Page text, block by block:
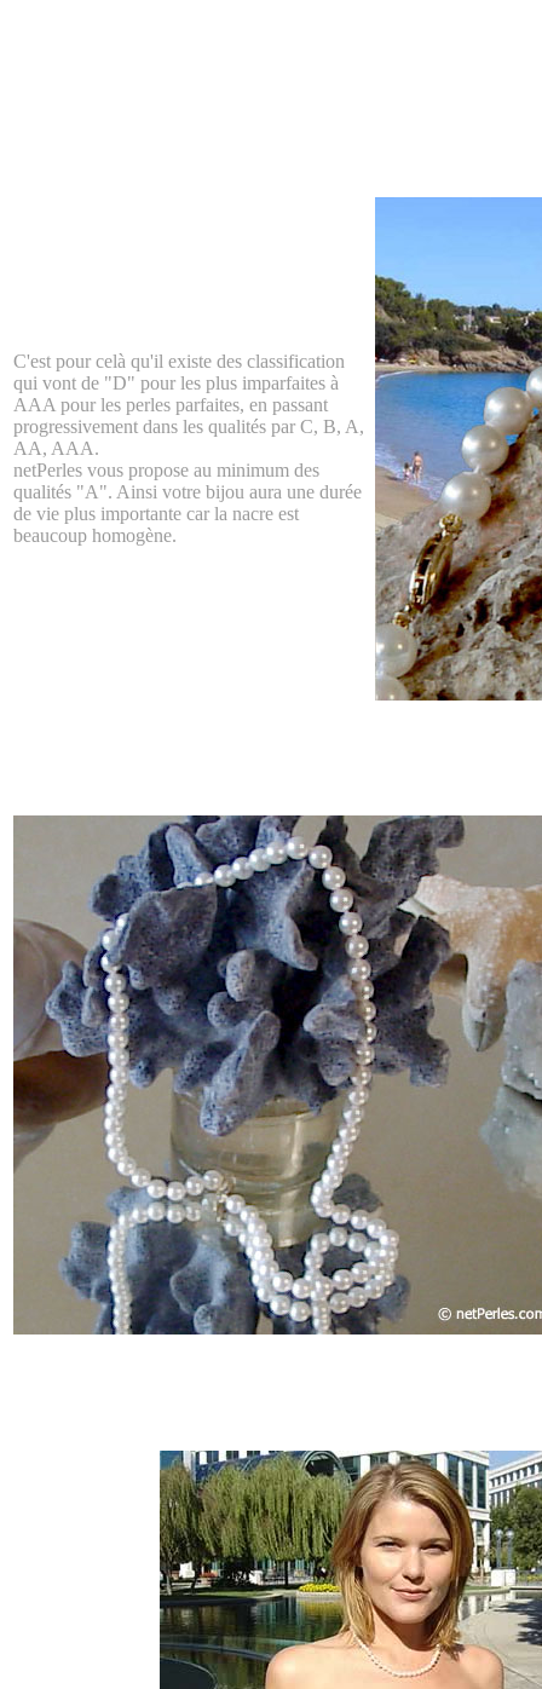
C'est pour celà qu'il existe des classification
qui vont de "D" pour les plus imparfaites à
AAA pour les perles parfaites, en passant
progressivement dans les qualités par C, B, A,
AA, AAA.
netPerles vous propose au minimum des
qualités "A". Ainsi votre bijou aura une durée
de vie plus importante car la nacre est
beaucoup homogène.